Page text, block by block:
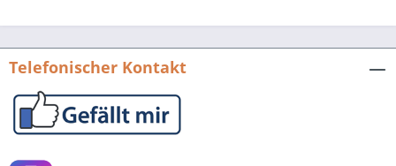
Autoren sind vertreten – mit gereimtem
Blick. Ihre Stimmen entfalten manche
Feinheiten der Mundarten
Telefonischer Kontakt